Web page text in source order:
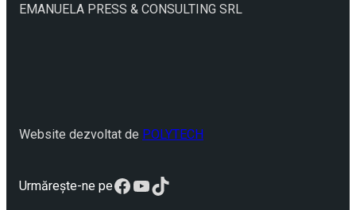
EMANUELA PRESS & CONSULTING SRL
Website dezvoltat de POLYTECH
Urmărește-ne peFacebook
YouTube
TikTok